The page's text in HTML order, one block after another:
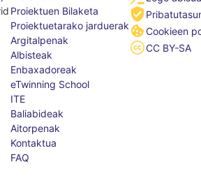
Proiektuen Bilaketa
Proiektuetarako jarduerak
Argitalpenak
Albisteak
Enbaxadoreak
eTwinning School
ITE
Baliabideak
Aitorpenak
Kontaktua
FAQ
Cookieen
CC BY-SA